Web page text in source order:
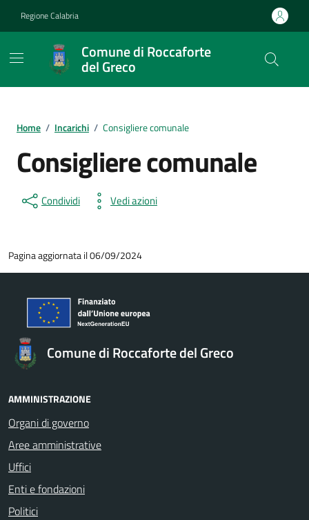
Regione Calabria
Comune di Roccaforte
del Greco
Home / Incarichi / Consigliere comunale
Consigliere comunale
Condividi Vedi azioni
Pagina aggiornata il 06/09/2024
Comune di Roccaforte del Greco
AMMINISTRAZIONE
Organi di governo
Aree amministrative
Uffici
Enti e fondazioni
Politici